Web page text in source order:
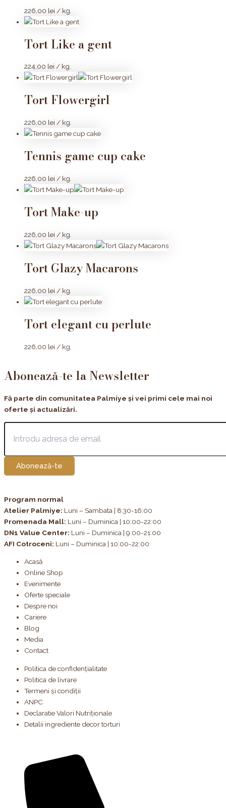
226,00 lei / kg.
Tort Like a gent
224,00 lei / kg.
Tort Flowergirl
226,00 lei / kg.
Tennis game cup cake
226,00 lei / kg.
Tort Make-up
226,00 lei / kg.
Tort Glazy Macarons
226,00 lei / kg.
Tort elegant cu perlute
226,00 lei / kg.
Abonează-te la Newsletter
Fă parte din comunitatea Palmiye și vei primi cele mai noi
oferte și actualizări.
Abonează-te
Program normal
Atelier Palmiye: Luni – Sambata | 8:30-16:00
Promenada Mall: Luni – Duminica | 10:00-22:00
DN1 Value Center: Luni – Duminica | 9:00-21:00
AFI Cotroceni: Luni – Duminica | 10:00-22:00
Acasă
Online Shop
Evenimente
Oferte speciale
Despre noi
Cariere
Blog
Media
Contact
Politica de confidențialitate
Politica de livrare
Termeni și condiții
ANPC
Declaratie Valori Nutriționale
Detalii ingrediente decor torturi